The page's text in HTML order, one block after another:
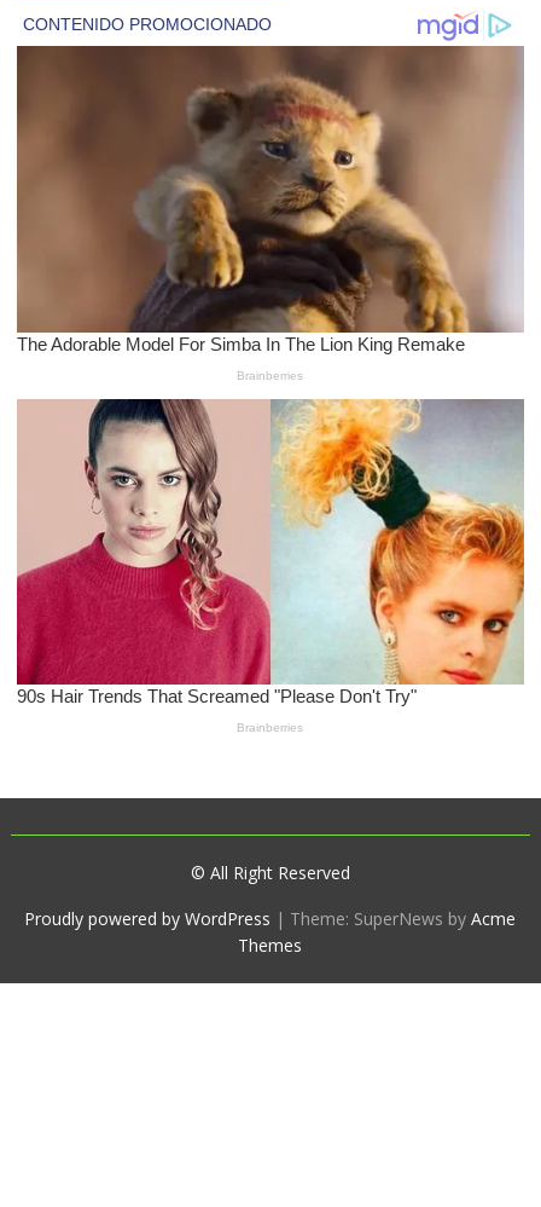
© All Right Reserved
Proudly powered by WordPress | Theme: SuperNews byAcme
Themes